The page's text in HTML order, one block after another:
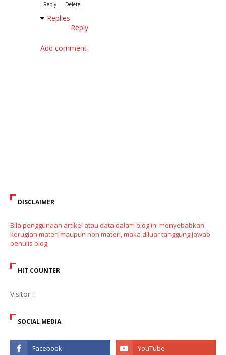
Reply Delete
Replies
Reply
Add comment
DISCLAIMER
Bila penggunaan artikel atau data dalam blog ini menyebabkan
kerugian materi maupun non materi, maka diluar tanggung jawab
penulis blog
HIT COUNTER
Visitor :
SOCIAL MEDIA